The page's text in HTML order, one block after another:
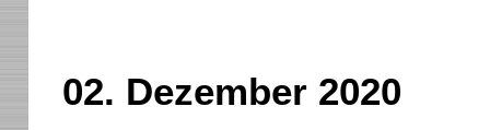
02. Dezember 2020